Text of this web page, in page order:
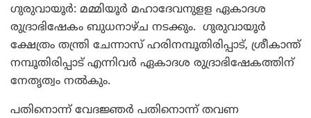
ഗുരുവായൂര്‍: മമ്മിയൂര്‍ മഹാദേവനുളള ഏകാദശ
രുദ്രാഭിഷേകം ബുധനാഴ്ച നടക്കും. ഗുരുവായൂര്‍
ക്ഷേത്രം തന്ത്രി ചേന്നാസ് ഹരിനമ്പൂതിരിപ്പാട്, ശ്രീകാന്ത്
നമ്പൂതിരിപ്പാട് എന്നിവര്‍ ഏകാദശ രുദ്രാഭിഷേകത്തിന്
നേതൃത്വം നല്‍കും.
പതിനൊന്ന് വേദജ്ഞര്‍ പതിനൊന്ന് തവണ